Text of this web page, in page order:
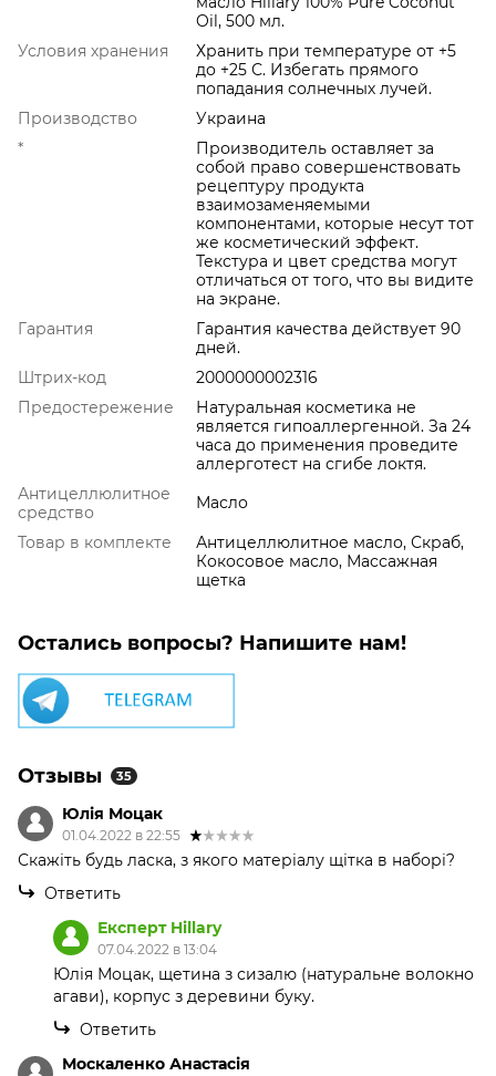
Oil, 500 мл.
Условия хранения
Хранить при температуре от +5
до +25 С. Избегать прямого
попадания солнечных лучей.
Производство
Украина
*
Производитель оставляет за
собой право совершенствовать
рецептуру продукта
взаимозаменяемыми
компонентами, которые несут тот
же косметический эффект.
Текстура и цвет средства могут
отличаться от того, что вы видите
на экране.
Гарантия
Гарантия качества действует 90
дней.
Штрих-код
2000000002316
Предостережение
Натуральная косметика не
является гипоаллергенной. За 24
часа до применения проведите
аллерготест на сгибе локтя.
Антицеллюлитное
средство
Масло
Товар в комплекте
Антицеллюлитное масло, Скраб,
Кокосовое масло, Массажная
щетка
Остались вопросы? Напишите нам!
Отзывы 35
Юлія Моцак
01.04.2022 в 22:55
Скажіть будь ласка, з якого матеріалу щітка в наборі?
Ответить
Експерт Hillary
07.04.2022 в 13:04
Юлія Моцак, щетина з сизалю (натуральне волокно
агави), корпус з деревини буку.
Ответить
Москаленко Анастасія